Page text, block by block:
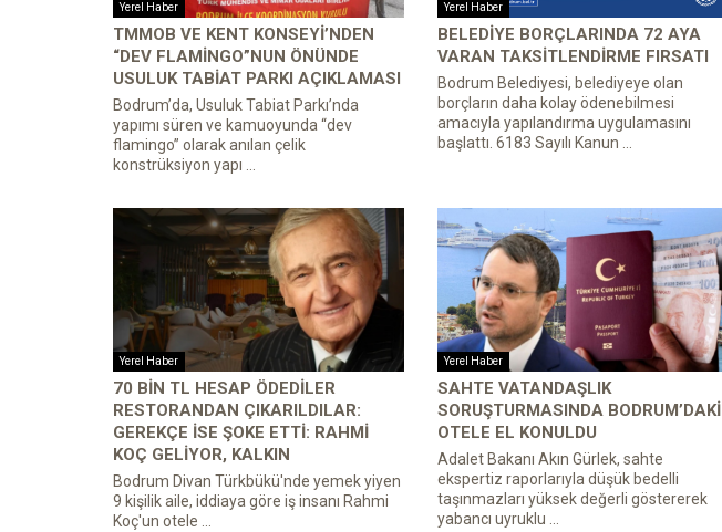
Yerel Haber
TMMOB VE KENT KONSEYI’NDEN
“DEV FLAMINGO”NUN ÖNÜNDE
USULUK TABIAT PARKI AÇIKLAMASI
Bodrum’da, Usuluk Tabiat Parkı’nda
yapımı süren ve kamuoyunda “dev
flamingo” olarak anılan çelik
konstrüksiyon yapı ...
Yerel Haber
BELEDIYE BORÇLARINDA 72 AYA
VARAN TAKSITLENDIRME FIRSATI
Bodrum Belediyesi, belediyeye olan
borçların daha kolay ödenebilmesi
amacıyla yapılandırma uygulamasını
başlattı. 6183 Sayılı Kanun ...
Yerel Haber
70 BIN TL HESAP ÖDEDILER
RESTORANDAN ÇIKARILDILAR:
GEREKÇE ISE ŞOKE ETTI: RAHMI
KOÇ GELIYOR, KALKIN
Bodrum Divan Türkbükü'nde yemek yiyen
9 kişilik aile, iddiaya göre iş insanı Rahmi
Koç'un otele ...
Yerel Haber
SAHTE VATANDAŞLIK
SORUŞTURMASINDA BODRUM’DAKI
OTELE EL KONULDU
Adalet Bakanı Akın Gürlek, sahte
ekspertiz raporlarıyla düşük bedelli
taşınmazları yüksek değerli göstererek
yabancı uyruklu ...